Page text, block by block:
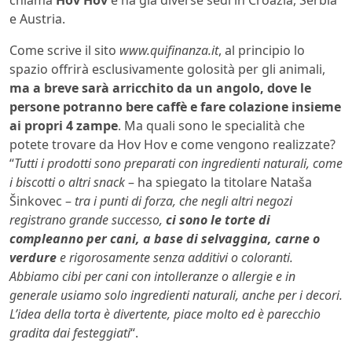
e Austria.
Come scrive il sito www.quifinanza.it, al principio lo
spazio offrirà esclusivamente golosità per gli animali,
ma a breve sarà arricchito da un angolo, dove le
persone potranno bere caffè e fare colazione insieme
ai propri 4 zampe. Ma quali sono le specialità che
potete trovare da Hov Hov e come vengono realizzate?
“Tutti i prodotti sono preparati con ingredienti naturali, come
i biscotti o altri snack– ha spiegato la titolare Nataša
Šinkovec – tra i punti di forza, che negli altri negozi
registrano grande successo, ci sono le torte di
compleanno per cani, a base di selvaggina, carne o
verduree rigorosamente senza additivi o coloranti.
Abbiamo cibi per cani con intolleranze o allergie e in
generale usiamo solo ingredienti naturali, anche per i decori.
L’idea della torta è divertente, piace molto ed è parecchio
gradita dai festeggiati“.